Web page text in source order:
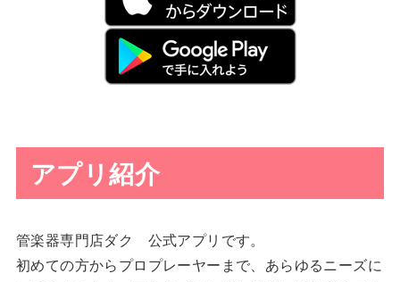
アプリ紹介
管楽器専門店ダク 公式アプリです。
初めての方からプロプレーヤーまで、あらゆるニーズに